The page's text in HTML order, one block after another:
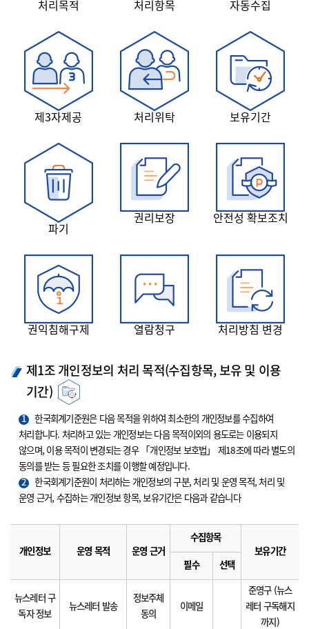
처리목적 처리항목 자동수집
제3자제공 처리위탁 보유기간
파기
권리보장 안전성 확보조치
권익침해구제 열람청구 처리방침 변경
제1조 개인정보의 처리 목적(수집항목, 보유 및 이용
기간)
1
한국회계기준원은 다음 목적을 위하여 최소한의 개인정보를 수집하여
처리합니다. 처리하고 있는 개인정보는 다음 목적이외의 용도로는 이용되지
않으며, 이용 목적이 변경되는 경우 「개인정보 보호법」 제18조에 따라 별도의
동의를 받는 등 필요한 조치를 이행할 예정입니다.
2
한국회계기준원이 처리하는 개인정보의 구분, 처리 및 운영 목적, 처리 및
운영 근거, 수집하는 개인정보 항목, 보유기간은 다음과 같습니다
개인정보 운영 목적 운영 근거
수집항목
보유기간
필수
선택
뉴스레터 구
독자 정보
뉴스레터 발송
정보주체
동의
이메일
준영구 (뉴스
레터 구독해지
까지)